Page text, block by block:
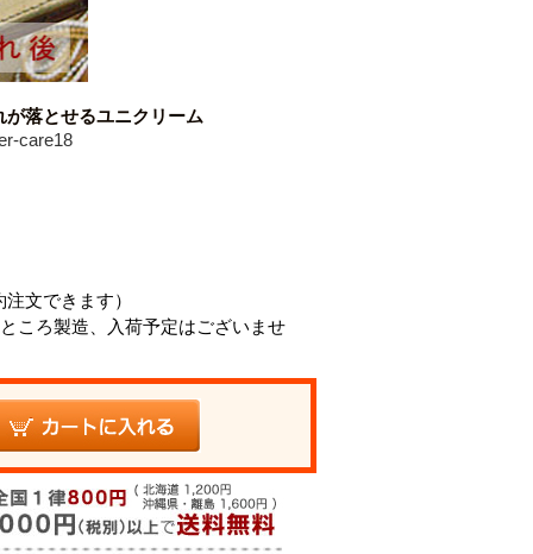
落とせるユニクリーム
care18
文できます）
ころ製造、入荷予定はございませ